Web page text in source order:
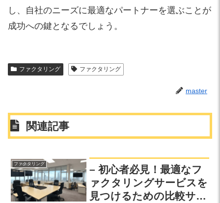
し、自社のニーズに最適なパートナーを選ぶことが
成功への鍵となるでしょう。
ファクタリング ファクタリング
master
関連記事
ファクタリング
– 初心者必見！最適なフ
ァクタリングサービスを
見つけるための比較サイ